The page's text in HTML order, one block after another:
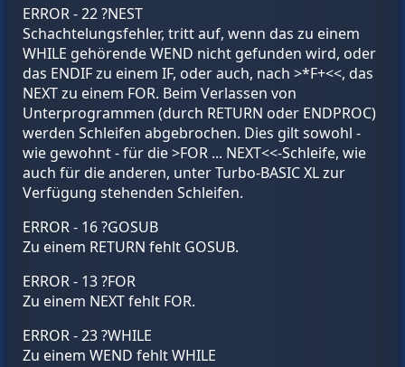
ERROR - 22 ?NEST
Schachtelungsfehler, tritt auf, wenn das zu einem
WHILE gehörende WEND nicht gefunden wird, oder
das ENDIF zu einem IF, oder auch, nach >*F+<<, das
NEXT zu einem FOR. Beim Verlassen von
Unterprogrammen (durch RETURN oder ENDPROC)
werden Schleifen abgebrochen. Dies gilt sowohl -
wie gewohnt - für die >FOR ... NEXT<<-Schleife, wie
auch für die anderen, unter Turbo-BASIC XL zur
Verfügung stehenden Schleifen.
ERROR - 16 ?GOSUB
Zu einem RETURN fehlt GOSUB.
ERROR - 13 ?FOR
Zu einem NEXT fehlt FOR.
ERROR - 23 ?WHILE
Zu einem WEND fehlt WHILE